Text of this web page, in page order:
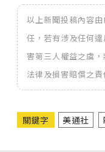
以上新聞投稿內容
任，若有涉及任何
害第三人權益之虞
法律及損害賠償之
關鍵字 美通社